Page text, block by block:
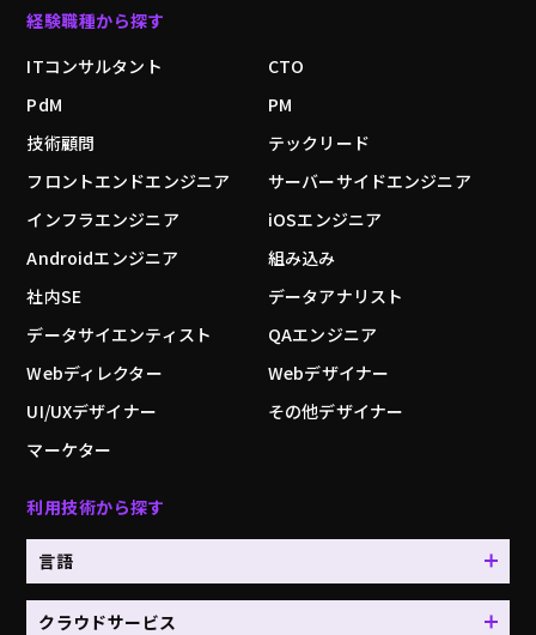
経験職種から探す
ITコンサルタント
CTO
PdM
PM
技術顧問
テックリード
フロントエンドエンジニア
サーバーサイドエンジニア
インフラエンジニア
iOSエンジニア
Androidエンジニア
組み込み
社内SE
データアナリスト
データサイエンティスト
QAエンジニア
Webディレクター
Webデザイナー
UI/UXデザイナー
その他デザイナー
マーケター
利用技術から探す
言語
クラウドサービス